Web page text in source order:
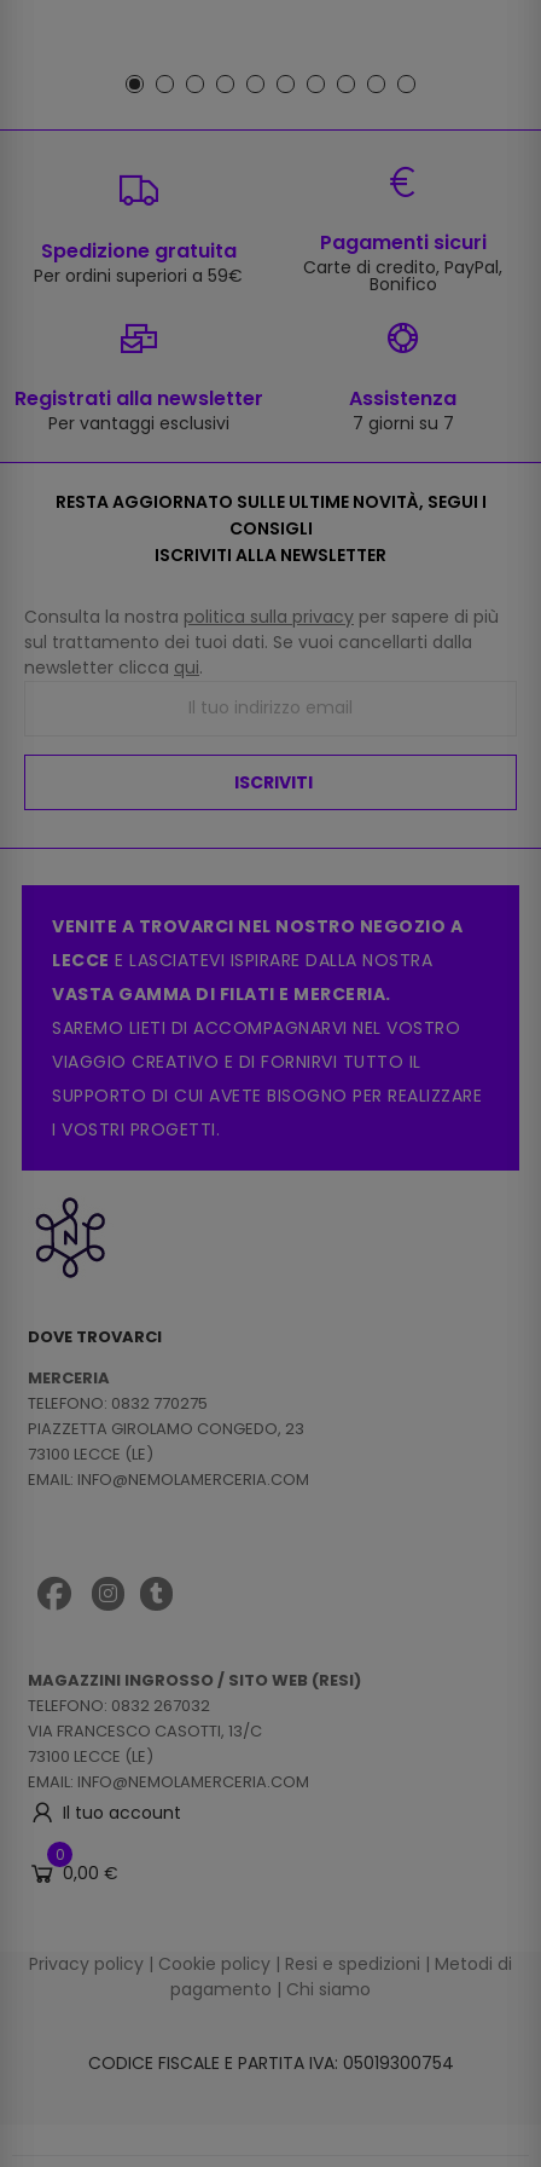
Spedizione gratuita
Per ordini superiori a 59€
Pagamenti sicuri
Carte di credito, PayPal,
Bonifico
Registrati alla newsletter
Per vantaggi esclusivi
Assistenza
7 giorni su 7
RESTA AGGIORNATO SULLE ULTIME NOVITÀ, SEGUI I
CONSIGLI
ISCRIVITI ALLA NEWSLETTER
Consulta la nostra politica sulla privacy per sapere di più
sul trattamento dei tuoi dati. Se vuoi cancellarti dalla
newsletter clicca qui.
ISCRIVITI
VENITE A TROVARCI NEL NOSTRO NEGOZIO A
LECCE E LASCIATEVI ISPIRARE DALLA NOSTRA
VASTA GAMMA DI FILATI E MERCERIA.
SAREMO LIETI DI ACCOMPAGNARVI NEL VOSTRO
VIAGGIO CREATIVO E DI FORNIRVI TUTTO IL
SUPPORTO DI CUI AVETE BISOGNO PER REALIZZARE
I VOSTRI PROGETTI.
DOVE TROVARCI
MERCERIA
TELEFONO: 0832 770275
PIAZZETTA GIROLAMO CONGEDO, 23
73100 LECCE (LE)
EMAIL: INFO@NEMOLAMERCERIA.COM
MAGAZZINI INGROSSO / SITO WEB (RESI)
TELEFONO: 0832 267032
VIA FRANCESCO CASOTTI, 13/C
73100 LECCE (LE)
EMAIL: INFO@NEMOLAMERCERIA.COM
Il tuo account
0
0,00 €
Privacy policy | Cookie policy | Resi e spedizioni | Metodi di
pagamento | Chi siamo
CODICE FISCALE E PARTITA IVA: 05019300754